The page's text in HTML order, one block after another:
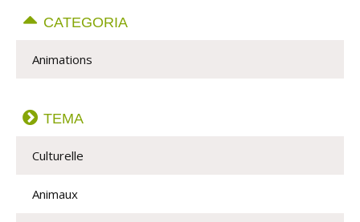
CATEGORIA
Animations
TEMA
Culturelle
Animaux